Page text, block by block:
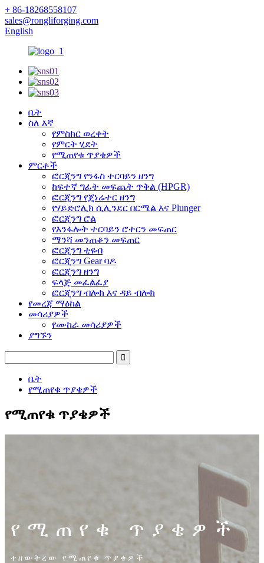
+ 86-18268558107
sales@rongliforging.com
English
ቤት
ስለ እኛ
የምስክር ወረቀት
የምርት ሂደት
የሚጠየቁ ጥያቄዎች
ምርቶች
ፎርጂንግ የንፋስ ተርባይን ዘንግ
ከፍተኛ ግፊት መፍጨት ጥቅል (HPGR)
ፎርጂንግ የጄነሬተር ዘንግ
የሃይድሮሊክ ሲሊንደር በርሜል እና Plunger
ፎርጂንግ ሮል
የእንፋሎት ተርባይን ሮተርን መፍጠር
ማንሻ መንጠቆን መፍጠር
ፎርጂንግ ቲዩብ
ፎርጂንግ Gear ባዶ
ፎርጂንግ ዘንግ
ፍላጅ መፈልፈያ
ፎርጂንግ ብሎክ እና ዳይ ብሎክ
የመረጃ ማዕከል
መሳሪያዎች
የሙከራ መሳሪያዎች
ያግኙን
ቤት
የሚጠየቁ ጥያቄዎች
የሚጠየቁ ጥያቄዎች
የሚጠየቁ ጥያቄዎች
ተዘውትረው የሚጠየቁ ጥያቄዎች